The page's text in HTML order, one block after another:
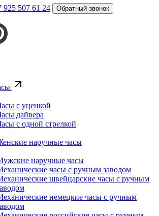
925 507 61 24 Обратный звонок
с уценкой
дайвера
с одной стрелкой
наручные часы
наручные часы
часы с ручным заводом
швейцарские часы с ручным
немецкие часы с ручным